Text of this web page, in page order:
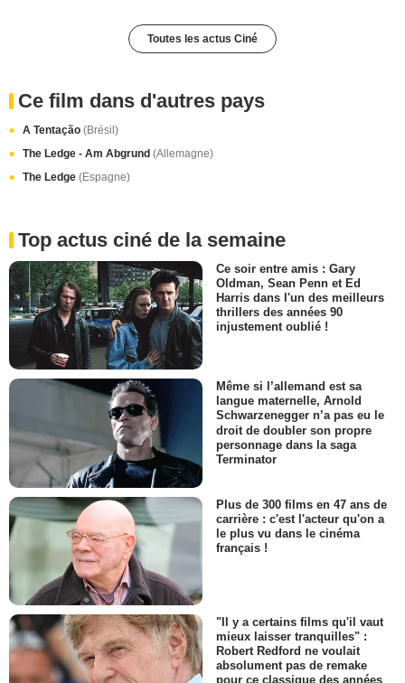
Toutes les actus Ciné
Ce film dans d'autres pays
A Tentação (Brésil)
The Ledge - Am Abgrund (Allemagne)
The Ledge (Espagne)
Top actus ciné de la semaine
Ce soir entre amis : Gary
Oldman, Sean Penn et Ed
Harris dans l'un des meilleurs
thrillers des années 90
injustement oublié !
Même si l’allemand est sa
langue maternelle, Arnold
Schwarzenegger n’a pas eu le
droit de doubler son propre
personnage dans la saga
Terminator
Plus de 300 films en 47 ans de
carrière : c'est l'acteur qu'on a
le plus vu dans le cinéma
français !
"Il y a certains films qu'il vaut
mieux laisser tranquilles" :
Robert Redford ne voulait
absolument pas de remake
pour ce classique des années